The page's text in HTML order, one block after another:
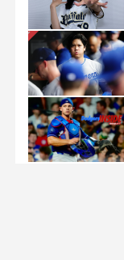
NEW